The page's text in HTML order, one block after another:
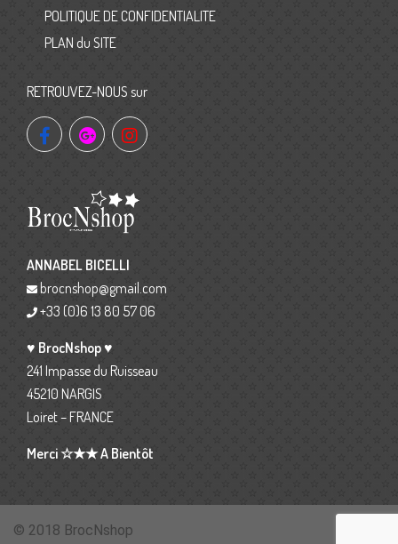
POLITIQUE DE CONFIDENTIALITE
PLAN du SITE
RETROUVEZ-NOUS sur
ANNABEL BICELLI
brocnshop@gmail.com
+33 (0)6 13 80 57 06
♥ BrocNshop ♥
241 Impasse du Ruisseau
45210 NARGIS
Loiret – FRANCE
Merci ☆★★ A Bientôt
© 2018 BrocNshop